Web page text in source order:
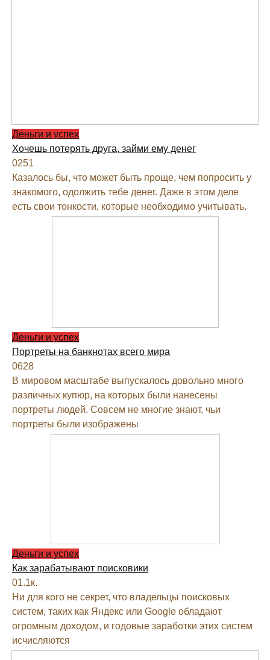
Деньги и успех
Хочешь потерять друга, займи ему денег
0251
Казалось бы, что может быть проще, чем попросить у
знакомого, одолжить тебе денег. Даже в этом деле
есть свои тонкости, которые необходимо учитывать.
Деньги и успех
Портреты на банкнотах всего мира
0628
В мировом масштабе выпускалось довольно много
различных купюр, на которых были нанесены
портреты людей. Совсем не многие знают, чьи
портреты были изображены
Деньги и успех
Как зарабатывают поисковики
01.1к.
Ни для кого не секрет, что владельцы поисковых
систем, таких как Яндекс или Google обладают
огромным доходом, и годовые заработки этих систем
исчисляются